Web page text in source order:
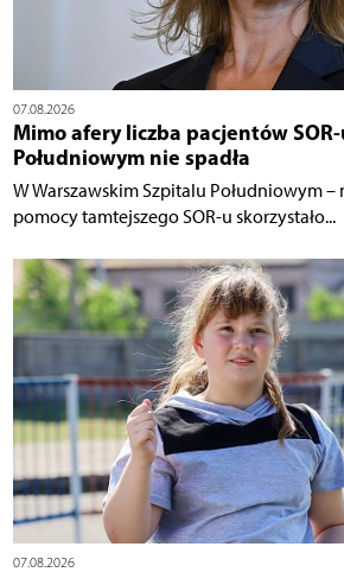
07.08.2026
Mimo afery liczba pacjentów
Południowym nie spadła
W Warszawskim Szpitalu Południowym –
pomocy tamtejszego SOR-u skorzystało...
07.08.2026